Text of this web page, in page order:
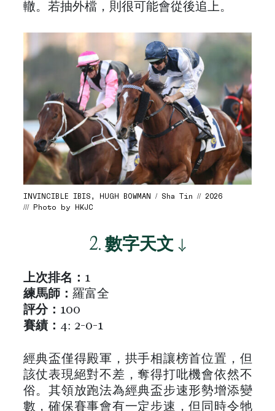
轍。若抽外檔，則很可能會從後追上。
INVINCIBLE IBIS, HUGH BOWMAN / Sha Tin // 2026
/// Photo by HKJC
2.數字天文 ↓
上次排名： 1
練馬師： 羅富全
評分： 100
賽績： 4: 2-0-1
經典盃僅得殿軍，拱手相讓榜首位置，但
該仗表現絕對不差，奪得打吡機會依然不
俗。其領放跑法為經典盃步速形勢增添變
數，確保賽事會有一定步速，但同時令牠